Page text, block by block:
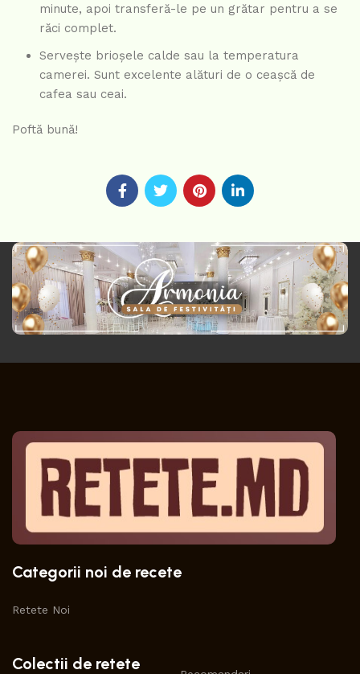
minute, apoi transferă-le pe un grătar pentru a se
răci complet.
Servește brioșele calde sau la temperatura
camerei. Sunt excelente alături de o ceașcă de
cafea sau ceai.
Poftă bună!
Categorii noi de recete
Retete Noi
Colectii de retete